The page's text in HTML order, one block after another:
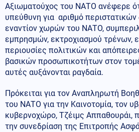
Αξιωματούχος του ΝΑΤΟ ανέφερε
υπεύθυνη για αριθμό
εναντίον χωρών του ΝΑΤΟ,
εμπρησμών, εκτροχιασμού τρένων,
περιουσίες πολιτικών και
βασικών προσωπικοτήτων στον
αυτές αυξάνονται ραγδαία.
Πρόκειται για τον Αναπληρωτή
του ΝΑΤΟ για την Καινοτομία, τον
κυβερνοχώρο, Τζέιμς Αππαθουράι,
την συνεδρίαση της Επιτροπής